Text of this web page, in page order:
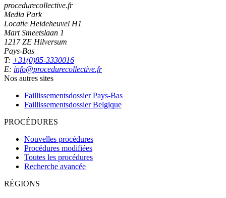
procedurecollective.fr
Media Park
Locatie Heideheuvel H1
Mart Smeetslaan 1
1217 ZE Hilversum
Pays-Bas
T: +31(0)85-3330016
E: info@procedurecollective.fr
Nos autres sites
Faillissementsdossier Pays-Bas
Faillissementsdossier Belgique
PROCÉDURES
Nouvelles procédures
Procédures modifiées
Toutes les procédures
Recherche avancée
RÉGIONS